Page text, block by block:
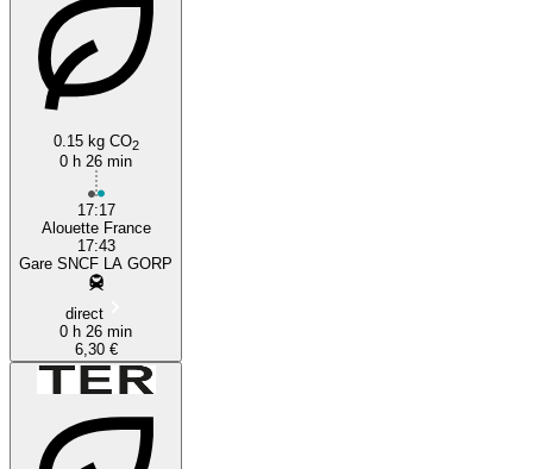
0.15 kg CO2
0 h 26 min
17:17
Alouette France
17:43
Gare SNCF LA GORP
direct
0 h 26 min
6,30 €